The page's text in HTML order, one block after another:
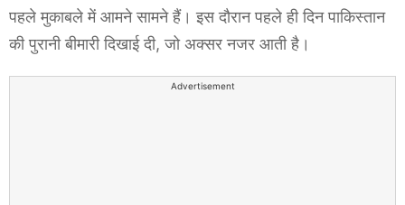
पहले मुकाबले में आमने सामने हैं। इस दौरान पहले ही दिन पाकिस्तान
की पुरानी बीमारी दिखाई दी, जो अक्सर नजर आती है।
Advertisement